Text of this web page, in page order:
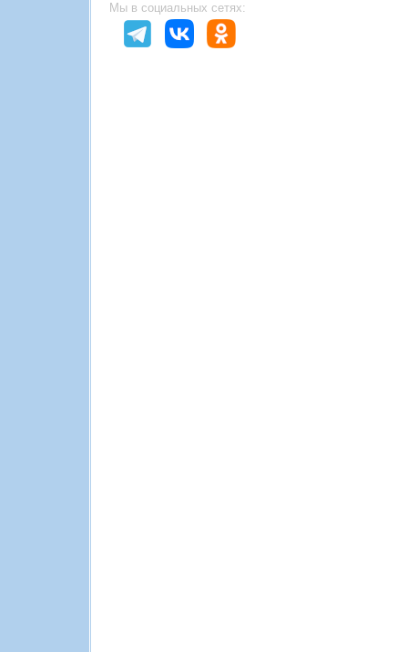
Мы в социальных сетях: